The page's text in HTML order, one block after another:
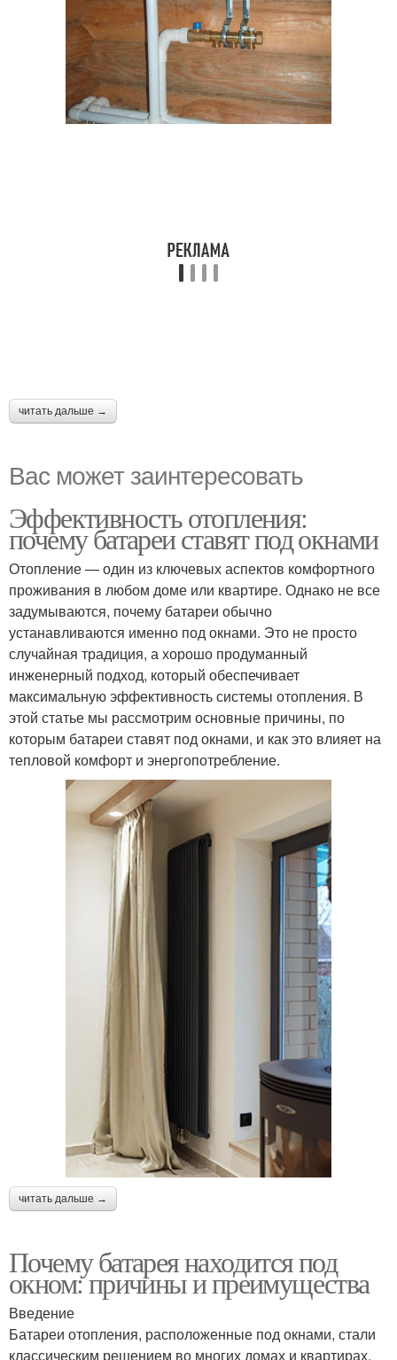
читать дальше →
Вас может заинтересовать
Эффективность отопления:
почему батареи ставят под окнами
Отопление — один из ключевых аспектов комфортного
проживания в любом доме или квартире. Однако не все
задумываются, почему батареи обычно
устанавливаются именно под окнами. Это не просто
случайная традиция, а хорошо продуманный
инженерный подход, который обеспечивает
максимальную эффективность системы отопления. В
этой статье мы рассмотрим основные причины, по
которым батареи ставят под окнами, и как это влияет на
тепловой комфорт и энергопотребление.
читать дальше →
Почему батарея находится под
окном: причины и преимущества
Введение
Батареи отопления, расположенные под окнами, стали
классическим решением во многих домах и квартирах.